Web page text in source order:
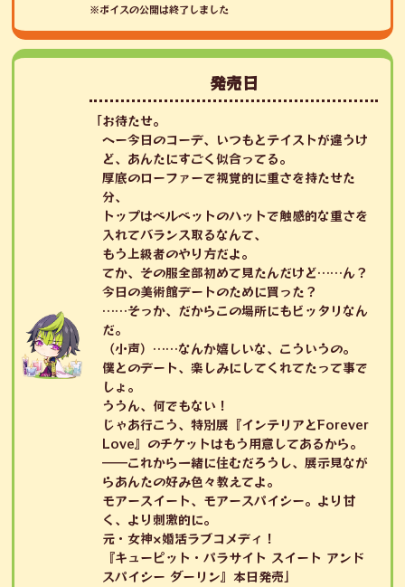
※ボイスの公開は終了しました
発売日
「お待たせ。
へー今日のコーデ、いつもとテイストが違うけ
ど、あんたにすごく似合ってる。
厚底のローファーで視覚的に重さを持たせた
分、
トップはベルベットのハットで触感的な重さを
入れてバランス取るなんて、
もう上級者のやり方だよ。
てか、その服全部初めて見たんだけど……ん？
今日の美術館デートのために買った？
……そっか、だからこの場所にもビッタリなん
だ。
（小声）……なんか嬉しいな、こういうの。
僕とのデート、楽しみにしてくれてたって事で
しょ。
ううん、何でもない！
じゃあ行こう、特別展『インテリアとForever
Love』のチケットはもう用意してあるから。
――これから一緒に住むだろうし、展示見なが
らあんたの好み色々教えてよ。
モアースイート、モアースパイシー。より甘
く、より刺激的に。
元・女神×婚活ラブコメディ！
『キューピット・パラサイト スイート アンド
スパイシー ダーリン』本日発売」